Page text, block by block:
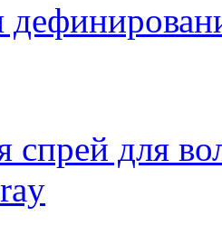
спрей для